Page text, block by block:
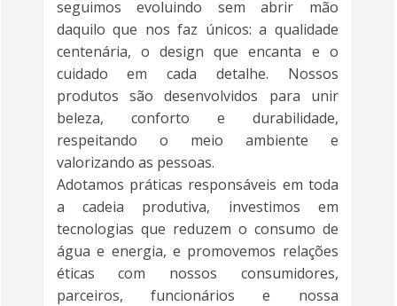
seguimos evoluindo sem abrir mão
daquilo que nos faz únicos: a qualidade
centenária, o design que encanta e o
cuidado em cada detalhe. Nossos
produtos são desenvolvidos para unir
beleza, conforto e durabilidade,
respeitando o meio ambiente e
valorizando as pessoas.
Adotamos práticas responsáveis em toda
a cadeia produtiva, investimos em
tecnologias que reduzem o consumo de
água e energia, e promovemos relações
éticas com nossos consumidores,
parceiros, funcionários e nossa